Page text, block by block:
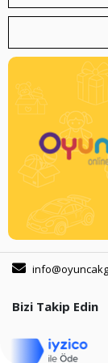
Bizi Takip Edin